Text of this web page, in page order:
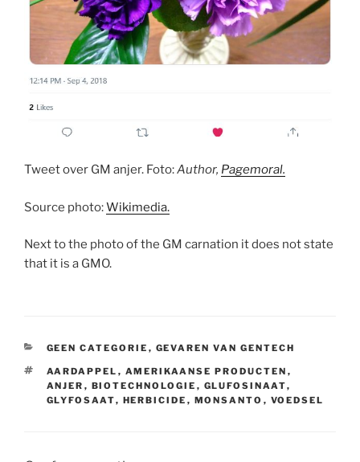
Tweet over GM anjer. Foto:Author, Pagemoral.
Source photo:Wikimedia.
Next to the photo of the GM carnation it does not state
that it is a GMO.
CATEGORIEËN
GEEN CATEGORIE , GEVAREN VAN GENTECH
TAGS
AARDAPPEL , AMERIKAANSE PRODUCTEN ,
ANJER , BIOTECHNOLOGIE , GLUFOSINAAT,
GLYFOSAAT, HERBICIDE , MONSANTO , VOEDSEL